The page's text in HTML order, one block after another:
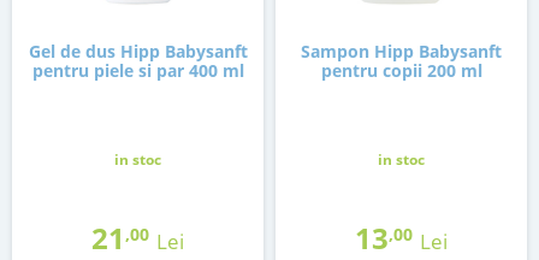
Gel de dus Hipp Babysanft
pentru piele si par 400 ml
in stoc
21 ,00 Lei
Sampon Hipp Babysanft
pentru copii 200 ml
in stoc
13,00 Lei